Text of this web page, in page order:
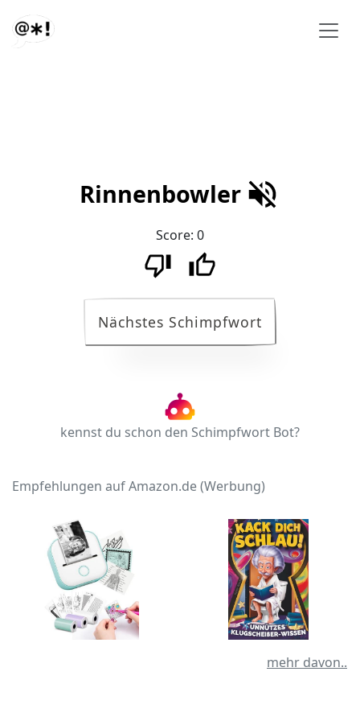
Rinnenbowler
Score: 0
Nächstes Schimpfwort
kennst du schon den Schimpfwort Bot?
Empfehlungen auf Amazon.de (Werbung)
mehr davon..